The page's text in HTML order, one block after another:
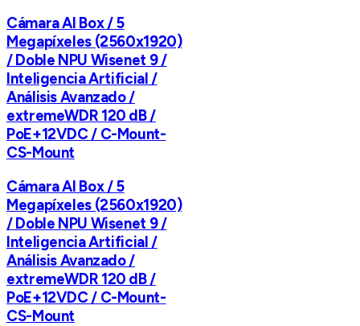
Cámara AI Box / 5
Megapíxeles (2560x1920)
/ Doble NPU Wisenet 9 /
Inteligencia Artificial /
Análisis Avanzado /
extremeWDR 120 dB /
PoE+12VDC / C-Mount-
CS-Mount
Cámara AI Box / 5
Megapíxeles (2560x1920)
/ Doble NPU Wisenet 9 /
Inteligencia Artificial /
Análisis Avanzado /
extremeWDR 120 dB /
PoE+12VDC / C-Mount-
CS-Mount